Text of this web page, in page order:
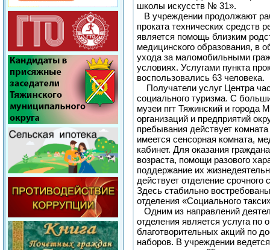
школы искусств № 31».
В учреждении продолжают
проката технических средств
является помощь близким
медицинского образования, в
ухода за маломобильными
условиях. Услугами пункта
воспользовались 63 человека.
Получатели услуг Центра
социального туризма. С
музеи пгт Тяжинский и города
организаций и предприятий
пребывания действует комната
имеется сенсорная комната,
кабинет. Для оказания
возраста, помощи разового
поддержание их
действует отделение
Здесь стабильно
отделения «Социального
Одним из направлений
отделения является услуга
благотворительных акций по
наборов. В учреждении